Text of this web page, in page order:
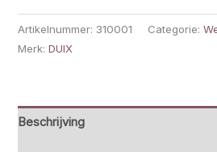
Artikelnummer: 310001 Categorie:
Merk:DUIX
Beschrijving